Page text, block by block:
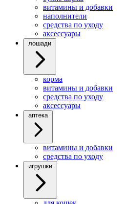
витамины и добавки
наполнители
средства по уходу
аксессуары
лошади
корма
витамины и добавки
средства по уходу
аксессуары
аптека
витамины и добавки
средства по уходу
игрушки